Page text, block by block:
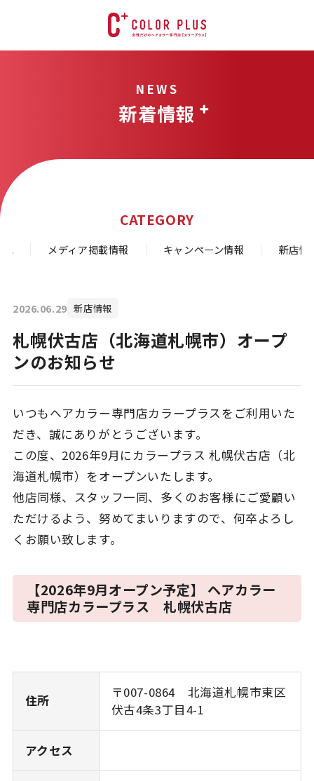
NEWS
新着情報
CATEGORY
他 メディア掲載情報 キャンペーン情報 新店情
2026.06.29 新店情報
札幌伏古店（北海道札幌市）オープ
ンのお知らせ
いつもヘアカラー専門店カラープラスをご利用いた
だき、誠にありがとうございます。
この度、2026年9月にカラープラス 札幌伏古店（北
海道札幌市）をオープンいたします。
他店同様、スタッフ一同、多くのお客様にご愛顧い
ただけるよう、努めてまいりますので、何卒よろし
くお願い致します。
【2026年9月オープン予定】 ヘアカラー
専門店カラープラス 札幌伏古店
住所
〒007-0864 北海道札幌市東区
伏古4条3丁目4-1
アクセス